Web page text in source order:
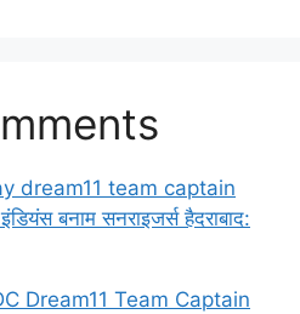
dream11 team captain
बनाम सनराइजर्स हैदराबाद:
Dream11 Team Captain